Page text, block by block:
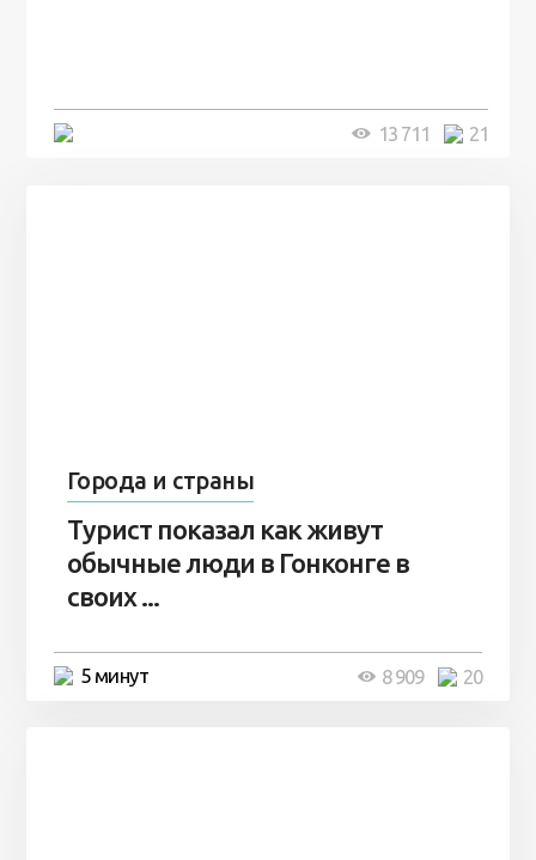
21
13 711
Города и страны
Турист показал как живут
обычные люди в Гонконге в
своих ...
5 минут 20
8 909